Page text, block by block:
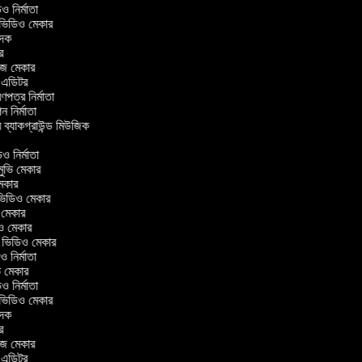
নির্মাতা
মেকার
মেকার
এডিটর
নির্মাতা
নির্মাতা
ব্যাকগ্রাউন্ড মিউজিক
নির্মাতা
মেকার
মেকার
মেকার
মেকার
মেকার
নির্মাতা
মেকার
নির্মাতা
মেকার
মেকার
এডিটর